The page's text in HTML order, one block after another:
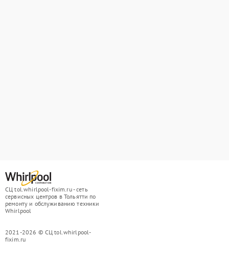
СЦ tol.whirlpool-fixim.ru - сеть
сервисных центров в Тольятти по
ремонту и обслуживанию техники
Whirlpool
2021-2026 © СЦ tol.whirlpool-
fixim.ru